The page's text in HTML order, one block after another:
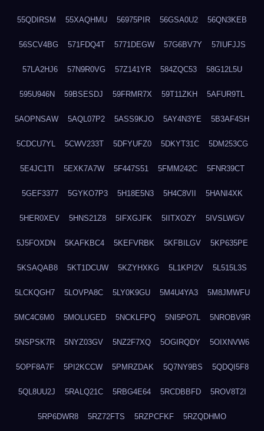
55QDIRSM 55XAQHMU 56975PIR 56GSA0U2 56QN3KEB
56SCV4BG 571FDQ4T 5771DEGW 57G6BV7Y 57IUFJJS
57LA2HJ6 57N9R0VG 57Z141YR 584ZQC53 58G12L5U
595U946N 59BSESDJ 59FRMR7X 59T11ZKH 5AFUR9TL
5AOPNSAW 5AQL07P2 5ASS9KJO 5AY4N3YE 5B3AF4SH
5CDCU7YL 5CWV233T 5DFYUFZ0 5DKYT31C 5DM253CG
5E4JC1TI 5EXK7A7W 5F447S51 5FMM242C 5FNR39CT
5GEF3377 5GYKO7P3 5H18E5N3 5H4C8VII 5HANI4XK
5HER0XEV 5HNS21Z8 5IFXGJFK 5IITXOZY 5IVSLWGV
5J5FOXDN 5KAFKBC4 5KEFVRBK 5KFBILGV 5KP635PE
5KSAQAB8 5KT1DCUW 5KZYHXKG 5L1KPI2V 5L515L3S
5LCKQGH7 5LOVPA8C 5LY0K9GU 5M4U4YA3 5M8JMWFU
5MC4C6M0 5MOLUGED 5NCKLFPQ 5NI5PO7L 5NROBV9R
5NSPSK7R 5NYZ03GV 5NZ2F7XQ 5OGIRQDY 5OIXNVW6
5OPF8A7F 5PI2KCCW 5PMRZDAK 5Q7NY9BS 5QDQI5F8
5QL8UU2J 5RALQ21C 5RBG4E64 5RCDBBFD 5ROV8T2I
5RP6DWR8 5RZ72FTS 5RZPCFKF 5RZQDHMO